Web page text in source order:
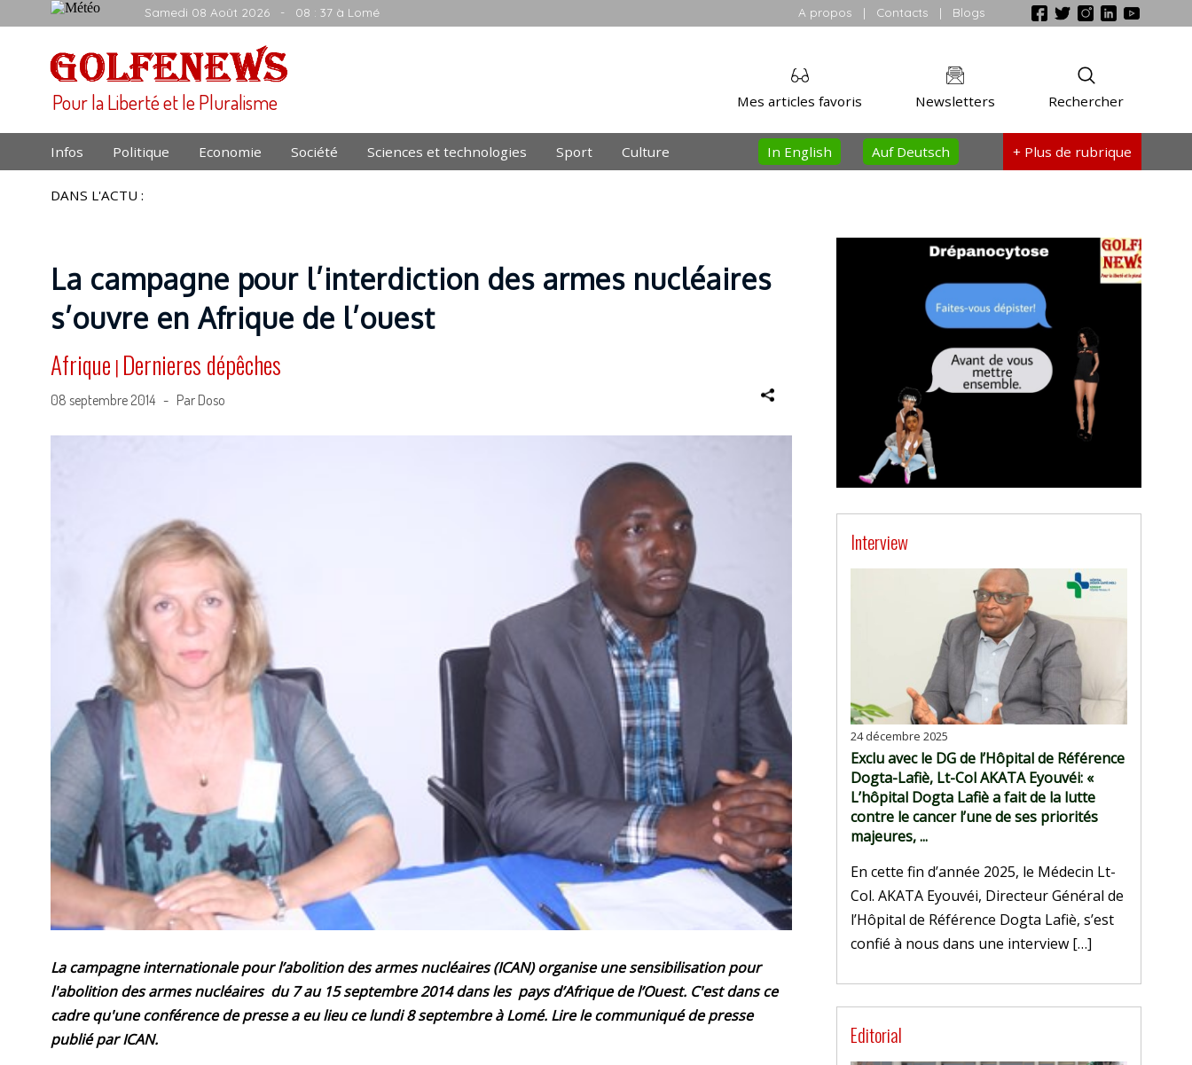
Samedi 08 Août 2026 - 08 : 37 à Lomé A propos | Contacts | Blogs
Pour la Liberté et le Pluralisme Rechercher
Newsletters
Mes articles favoris
Infos Politique Economie Société Sciences et technologies Sport Culture + Plus de rubrique
Auf Deutsch
In English
DANS L'ACTU :
La campagne pour l’interdiction des armes nucléaires
s’ouvre en Afrique de l’ouest
Afrique | Dernieres dépêches
08 septembre 2014 - Par Doso
La campagne internationale pour l’abolition des armes nucléaires (ICAN) organise une sensibilisation pour
l'abolition des armes nucléaires du 7 au 15 septembre 2014 dans les pays d’Afrique de l’Ouest. C'est dans ce
cadre qu'une conférence de presse a eu lieu ce lundi 8 septembre à Lomé. Lire le communiqué de presse
publié par ICAN.
Interview
24 décembre 2025
Exclu avec le DG de l’Hôpital de Référence
Dogta-Lafiè, Lt-Col AKATA Eyouvéi: «
L’hôpital Dogta Lafiè a fait de la lutte
contre le cancer l’une de ses priorités
majeures, ...
En cette fin d’année 2025, le Médecin Lt-
Col. AKATA Eyouvéi, Directeur Général de
l’Hôpital de Référence Dogta Lafiè, s’est
confié à nous dans une interview […]
Editorial